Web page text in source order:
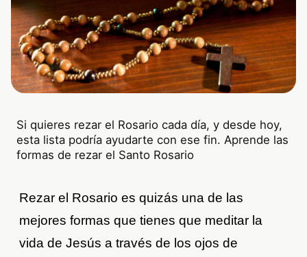
Si quieres rezar el Rosario cada día, y desde hoy,
esta lista podría ayudarte con ese fin. Aprende las
formas de rezar el Santo Rosario
Rezar el Rosario es quizás una de las
mejores formas que tienes que meditar la
vida de Jesús a través de los ojos de